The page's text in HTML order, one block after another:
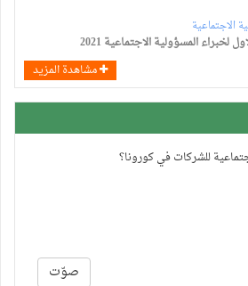
الاجتماعية
المسؤولية الاجتماعية 2021
مشاهدة المزيد
للشركات في كورونا؟
صوّت